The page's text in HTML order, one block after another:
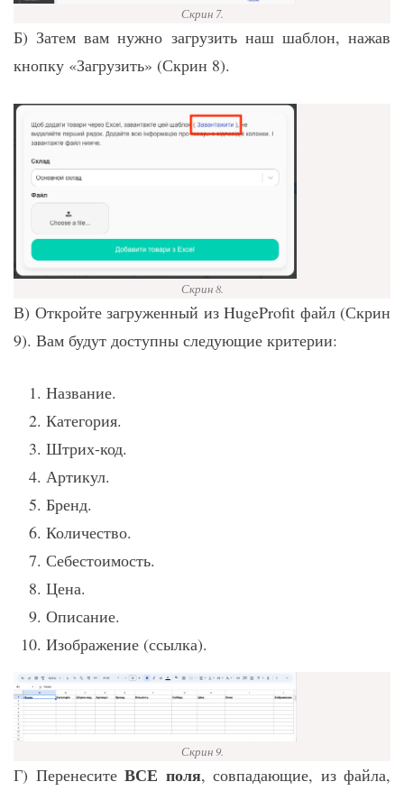
Скрин 7.
Б) Затем вам нужно загрузить наш шаблон, нажав
кнопку «Загрузить» (Скрин 8).
Скрин 8.
В) Откройте загруженный из HugeProfit файл (Скрин
9). Вам будут доступны следующие критерии:
Название.
Категория.
Штрих-код.
Артикул.
Бренд.
Количество.
Себестоимость.
Цена.
Описание.
Изображение (ссылка).
Скрин 9.
Г) Перенесите ВСЕ поля, совпадающие, из файла,